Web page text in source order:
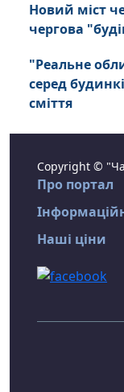
Новий міст
чергова
"Реальне
серед
сміття
Copyright ©
Про портал
Наші ціни